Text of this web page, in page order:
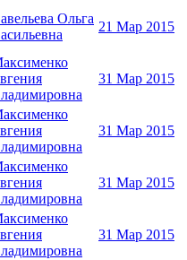
Ольга
21 Мар 2015
31 Мар 2015
31 Мар 2015
31 Мар 2015
31 Мар 2015